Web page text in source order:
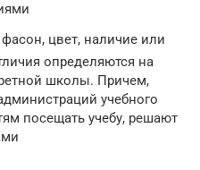
цвет, наличие или
определяются на
школы. Причем,
учебного
посещать учебу, решают